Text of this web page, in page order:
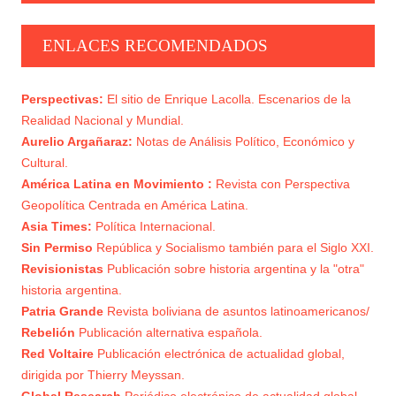
2
NI HISPANISMO, NI INDIGENISMO
3
ENLACES RECOMENDADOS
Perspectivas: El sitio de Enrique Lacolla. Escenarios de la
Realidad Nacional y Mundial.
Aurelio Argañaraz: Notas de Análisis Político, Económico y
Cultural.
América Latina en Movimiento : Revista con Perspectiva
Geopolítica Centrada en América Latina.
Asia Times: Política Internacional.
Sin Permiso República y Socialismo también para el Siglo XXI.
Revisionistas Publicación sobre historia argentina y la "otra"
historia argentina.
Patria Grande Revista boliviana de asuntos latinoamericanos/
Rebelión Publicación alternativa española.
Red Voltaire Publicación electrónica de actualidad global,
dirigida por Thierry Meyssan.